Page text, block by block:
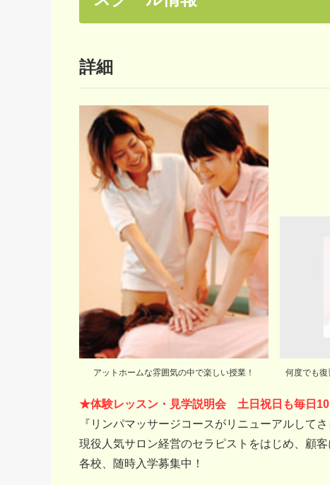
詳細
アットホームな雰囲気の中で楽しい授業！ 何度でも復
★体験レッスン・見学説明会 土日祝日も毎日10
『リンパマッサージコースがリニューアルして
現役人気サロン経営のセラピストをはじめ、顧
各校、随時入学募集中！